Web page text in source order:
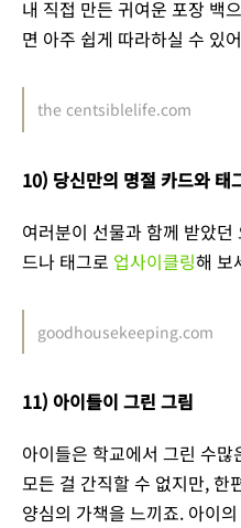
내 직접 만든 귀여운 포장 백
면 아주 쉽게 따라하실 수 있
the centsiblelife.com
10) 당신만의 명절 카드와 태
여러분이 선물과 함께 받았
드나 태그로 업사이클링해 보
goodhousekeeping.com
11) 아이들이 그린 그림
아이들은 학교에서 그린 수
모든 걸 간직할 수 없지만, 한
양심의 가책을 느끼죠. 아이